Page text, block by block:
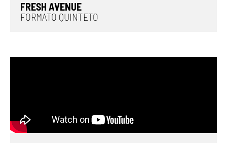
FRESH AVENUE
FORMATO QUINTETO